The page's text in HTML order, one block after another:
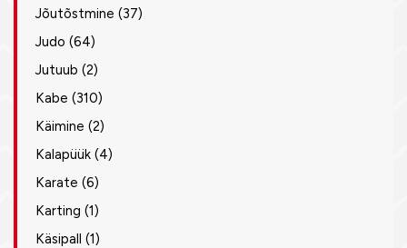
Jõutõstmine (37)
Judo (64)
Jutuub (2)
Kabe (310)
Käimine (2)
Kalapüük (4)
Karate (6)
Karting (1)
Käsipall (1)